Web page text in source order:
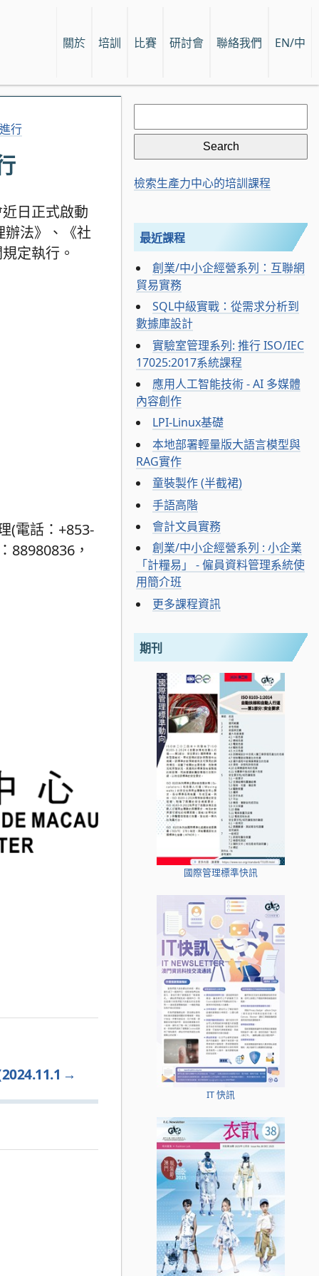
關於 培訓 比賽 研討會 聯絡我們 EN/中
行
日正式啟動
法》、《社
定執行。
(電話：+853-
88980836，
→
Search
for:
檢索生產力中心的培訓課程
最近課程
創業/中小企經營系列：互聯網
貿易實務
SQL中級實戰：從需求分析到
數據庫設計
實驗室管理系列: 推行 ISO/IEC
17025:2017系統課程
應用人工智能技術 - AI 多媒體
內容創作
LPI-Linux基礎
本地部署輕量版大語言模型與
RAG實作
童裝製作 (半截裙)
手語高階
會計文員實務
創業/中小企經營系列 : 小企業
「計糧易」 - 僱員資料管理系統使
用簡介班
更多課程資訊
期刊
國際管理標準快訊
IT 快訊